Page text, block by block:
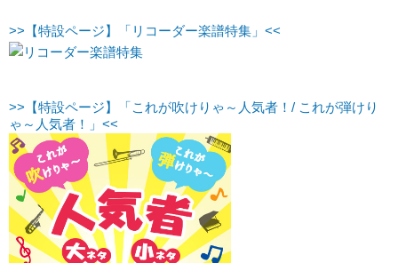
>>【特設ページ】「リコーダー楽譜特集」<<
>>【特設ページ】「これが吹けりゃ～人気者！/ これが弾けり
ゃ～人気者！」<<